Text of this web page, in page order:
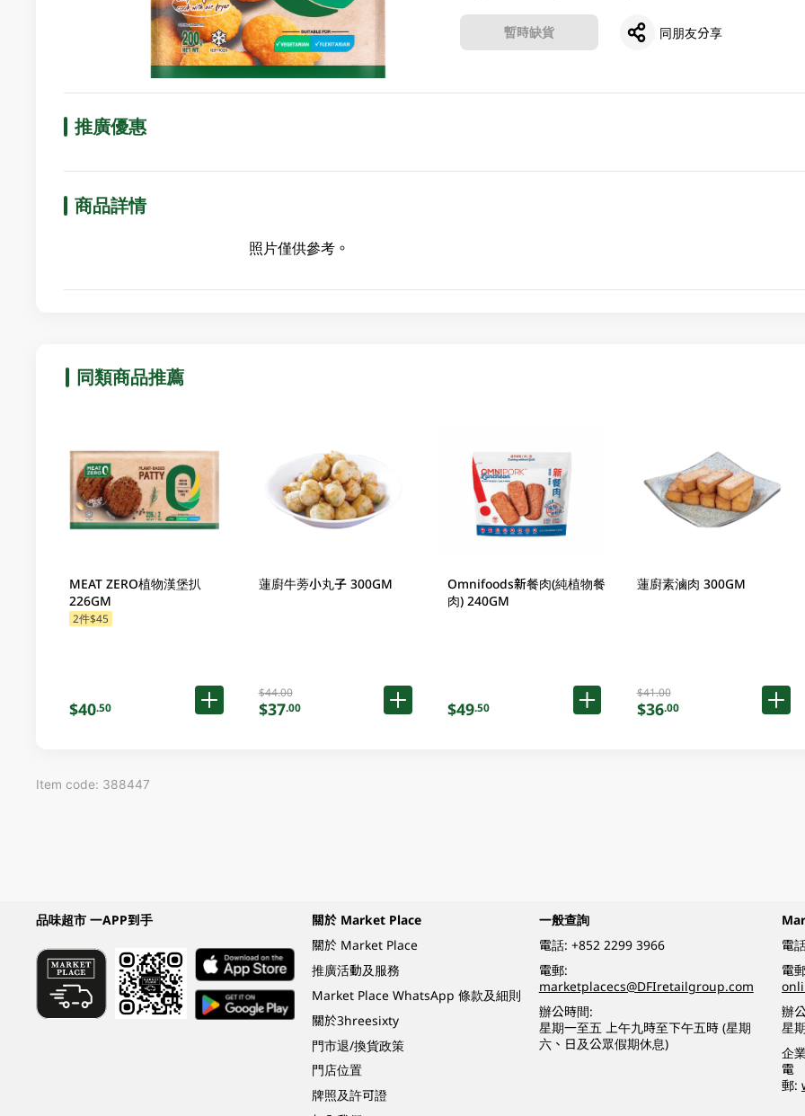
暫時缺貨 同朋友分享
推廣優惠
商品詳情
照片僅供參考。
同類商品推薦
MEAT ZERO植物漢堡扒
226GM
2件$45
$40.50
蓮廚牛蒡小丸子 300GM
$44.00
$37.00
Omnifoods新餐肉(純植物餐
肉) 240GM
$49.50
蓮廚素滷肉 300GM
$41.00
$36.00
Item code: 388447
品味超市 一APP到手
關於 Market Place
關於 Market Place
推廣活動及服務
Market Place WhatsApp 條款及細則
關於3hreesixty
門市退/換貨政策
門店位置
牌照及許可證
一般查詢
電話: +852 2299 3966
電郵:
marketplacecs@DFIretailgroup.com
辦公時間:
星期一至五 上午九時至下午五時 (星期
六、日及公眾假期休息)
電
電
辦
星
企
電
郵: